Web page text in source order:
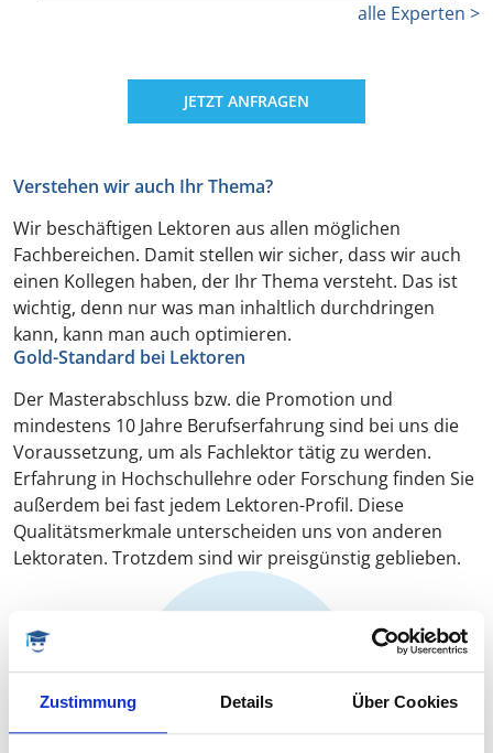
Zustimmung Details Über Cookies
alle Experten >
JETZT ANFRAGEN
Verstehen wir auch Ihr Thema?
Wir beschäftigen Lektoren aus allen möglichen
Fachbereichen. Damit stellen wir sicher, dass wir auch
einen Kollegen haben, der Ihr Thema versteht. Das ist
wichtig, denn nur was man inhaltlich durchdringen
kann, kann man auch optimieren.
Gold-Standard bei Lektoren
Der Masterabschluss bzw. die Promotion und
mindestens 10 Jahre Berufserfahrung sind bei uns die
Voraussetzung, um als Fachlektor tätig zu werden.
Erfahrung in Hochschullehre oder Forschung finden Sie
außerdem bei fast jedem Lektoren-Profil. Diese
Qualitätsmerkmale unterscheiden uns von anderen
Lektoraten. Trotzdem sind wir preisgünstig geblieben.
11 bis 20 Jahre 35
7 bis 10 Jahre
3 bis 6 Jahre 7